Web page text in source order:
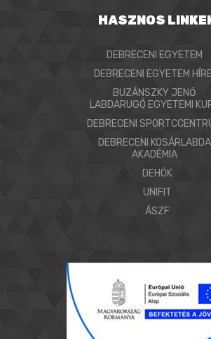
HASZNOS
DEBRECENI EGYETEM
DEBRECENI EGYETEM HÍREI
BUZÁNSZKY JENŐ
LABDARUGÓ EGYETEMI
DEBRECENI
DEBRECENI KOSÁRLABDA
AKADÉMIA
DEHÖK
UNIFIT
ÁSZF